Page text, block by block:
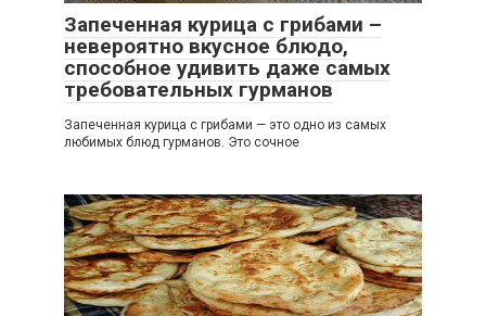
Запеченная курица с грибами –
невероятно вкусное блюдо,
способное удивить даже самых
требовательных гурманов
Запеченная курица с грибами — это одно из самых
любимых блюд гурманов. Это сочное